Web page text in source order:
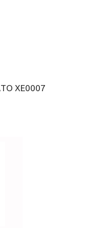
ΧΕ0007